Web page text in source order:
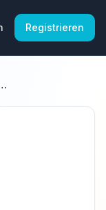
Registrieren
Fitnesszentrum Durbach (Offenburg-Ost)